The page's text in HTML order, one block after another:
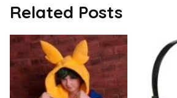
Related Posts